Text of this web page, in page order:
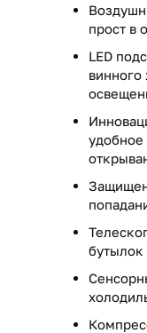
прост в
LED
винного
удобное
бутылок